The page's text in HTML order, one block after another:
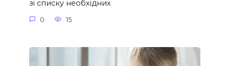
зі списку необхідних
0 15